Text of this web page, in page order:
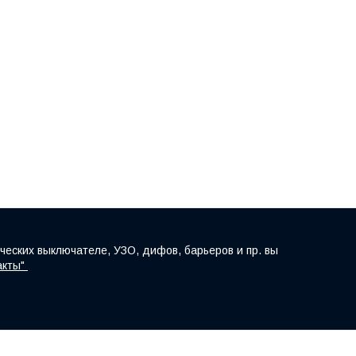
выключателе, УЗО, дифов, барьеров и пр. вы